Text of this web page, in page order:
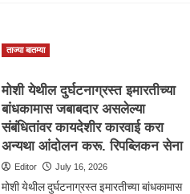
भांडारकर
यांची
जयंती
साजरी…
ताज्या बातम्या
मोशी येथील दुर्घटनाग्रस्त इमारतीच्या
बांधकामास जबाबदार असलेल्या
संबंधितांवर कायदेशीर कारवाई करा
अन्यथा आंदोलन करू. रिपब्लिकन सेना
Editor July 16, 2026
मोशी येथील दुर्घटनाग्रस्त इमारतीच्या बांधकामास